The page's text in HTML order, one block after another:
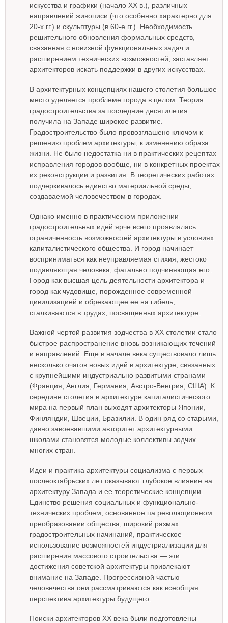
искусства и графики (начало XX в.), различных
направлений живописи (что особенно характерно для
20-х гг.) и скульптуры (в 60-е гг.). Необходимость
решительного обновления формальных средств,
связанная с новизной функциональных задач и
расширением технических возможностей, заставляет
архитекторов искать поддержки в других искусствах.
В архитектурных концепциях нашего столетия большое
место уделяется проблеме города в целом. Теория
градостроительства за последние десятилетия
получила на Западе широкое развитие.
Градостроительство было провозглашено ключом к
решению проблем архитектуры, к изменению образа
жизни. Не было недостатка ни в практических рецептах
исправления городов вообще, ни в конкретных проектах
их реконструкции и развития. В теоретических работах
подчеркивалось единство материальной среды,
создаваемой человечеством в городах.
Однако именно в практическом приложении
градостроительных идей ярче всего проявлялась
ограниченность возможностей архитектуры в условиях
капиталистического общества. И город начинает
восприниматься как неуправляемая стихия, жестоко
подавляющая человека, фатально подчиняющая его.
Город как высшая цель деятельности архитектора и
город как чудовище, порожденное современной
цивилизацией и обрекающее ее на гибель,
сталкиваются в трудах, посвященных архитектуре.
Важной чертой развития зодчества в XX столетии стало
быстрое распространение вновь возникающих течений
и направлений. Еще в начале века существовало лишь
несколько очагов новых идей в архитектуре, связанных
с крупнейшими индустриально развитыми странами
(Франция, Англия, Германия, Австро-Венгрия, США). К
середине столетия в архитектуре капиталистического
мира на первый план выходят архитекторы Японии,
Финляндии, Швеции, Бразилии. В один ряд со старыми,
давно завоевавшими авторитет архитектурными
школами становятся молодые коллективы зодчих
многих стран.
Идеи и практика архитектуры социализма с первых
послеоктябрьских лет оказывают глубокое влияние на
архитектуру Запада и ее теоретические концепции.
Единство решения социальных и функционально-
технических проблем, основанное па революционном
преобразовании общества, широкий размах
градостроительных начинаний, практическое
использование возможностей индустриализации для
расширения массового строительства — эти
достижения советской архитектуры привлекают
внимание на Западе. Прогрессивной частью
человечества они рассматриваются как всеобщая
перспектива архитектуры будущего.
Поиски архитекторов XX века были подготовлены